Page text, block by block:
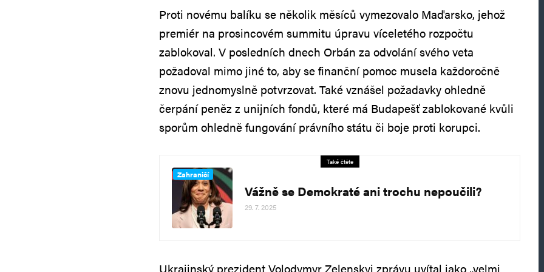
Proti novému balíku se několik měsíců vymezovalo Maďarsko, jehož
premiér na prosincovém summitu úpravu víceletého rozpočtu
zablokoval. V posledních dnech Orbán za odvolání svého veta
požadoval mimo jiné to, aby se finanční pomoc musela každoročně
znovu jednomyslně potvrzovat. Také vznášel požadavky ohledně
čerpání peněz z unijních fondů, které má Budapešť zablokované kvůli
sporům ohledně fungování právního státu či boje proti korupci.
Také čtěte
Zahraničí
Vážně se Demokraté ani trochu nepoučili?
29. 7. 2025